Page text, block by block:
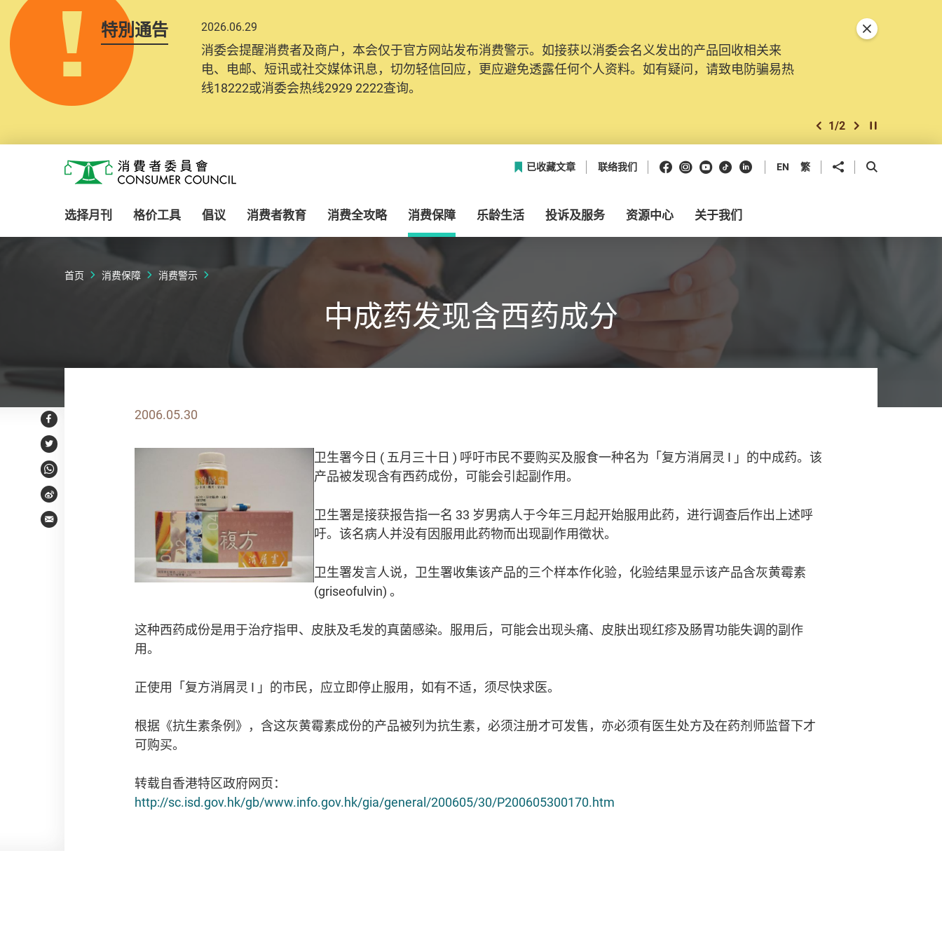
特別通告 2026.06.29
消委会提醒消费者及商户，本会仅于官方网站发布消费警示。如接获以消委会名义发出的产品回收相关来
电、电邮、短讯或社交媒体讯息，切勿轻信回应，更应避免透露任何个人资料。如有疑问，请致电防骗易热
线18222或消委会热线2929 2222查询。
上一个
1/2 下一个开始/暂停幻灯
关闭特別通告
消费者委员会
已收藏文章 联络我们 Facebook
Instagram
Youtube
抖音领英 EN 繁 分享到 开启搜寻框
选择月刊 格价工具 倡议 消费者教育 消费全攻略 消费保障 乐龄生活 投诉及服务 资源中心 关于我们
首页 消费保障 消费警示
中成药发现含西药成分
Facebook
Twitter
WhatsApp
Weibo
Email
2006.05.30
卫生署今日 ( 五月三十日 ) 呼吁市民不要购买及服食一种名为「复方消屑灵 I 」的中成药。该
产品被发现含有西药成份，可能会引起副作用。
卫生署是接获报告指一名 33 岁男病人于今年三月起开始服用此药，进行调查后作出上述呼
吁。该名病人并没有因服用此药物而出现副作用徵状。
卫生署发言人说，卫生署收集该产品的三个样本作化验，化验结果显示该产品含灰黄霉素
(griseofulvin) 。
这种西药成份是用于治疗指甲、皮肤及毛发的真菌感染。服用后，可能会出现头痛、皮肤出现红疹及肠胃功能失调的副作
用。
正使用「复方消屑灵 I 」的市民，应立即停止服用，如有不适，须尽快求医。
根据《抗生素条例》，含这灰黄霉素成份的产品被列为抗生素，必须注册才可发售，亦必须有医生处方及在药剂师监督下才
可购买。
转载自香港特区政府网页：
http://sc.isd.gov.hk/gb/www.info.gov.hk/gia/general/200605/30/P200605300170.htm